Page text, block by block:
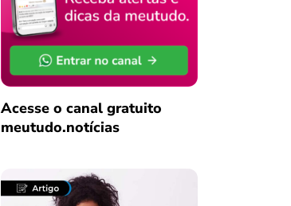
Acesse o canal gratuito
meutudo.notícias